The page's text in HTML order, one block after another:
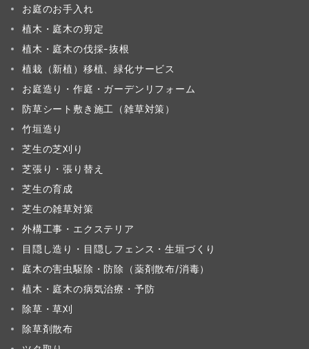
お庭のお手入れ
植木・庭木の剪定
植木・庭木の伐採-抜根
植栽（新植）移植、緑化サービス
お庭造り・作庭・ガーデンリフォーム
防草シート敷き施工（雑草対策）
竹垣造り
芝生の芝刈り
芝張り・張り替え
芝生の育成
芝生の雑草対策
外構工事・エクステリア
目隠し造り・目隠しフェンス・生垣づくり
庭木の害虫駆除・防除（薬剤散布/消毒）
植木・庭木の病気治療・予防
除草・草刈
除草剤散布